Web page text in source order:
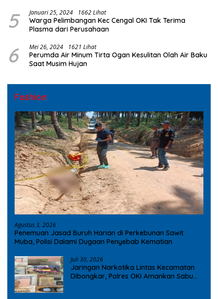
5 Januari 25, 2024 1662 Lihat
Warga Pelimbangan Kec Cengal OKI Tak Terima
Plasma dari Perusahaan
6 Mei 26, 2024 1621 Lihat
Perumda Air Minum Tirta Ogan Kesulitan Olah Air Baku
Saat Musim Hujan
Fashion
Agustus 3, 2026
Penemuan Jasad Buruh Harian di Perkebunan Sawit
Muba, Polisi Dalami Dugaan Penyebab Kematian
Juli 30, 2026
Jaringan Narkotika Lintas Kecamatan
Dibongkar, Polres OKI Amankan Sabu